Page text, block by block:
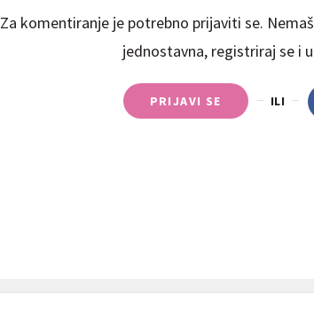
Za komentiranje je potrebno prijaviti se.
jednostavna, registriraj se i
PRIJAVI SE ILI